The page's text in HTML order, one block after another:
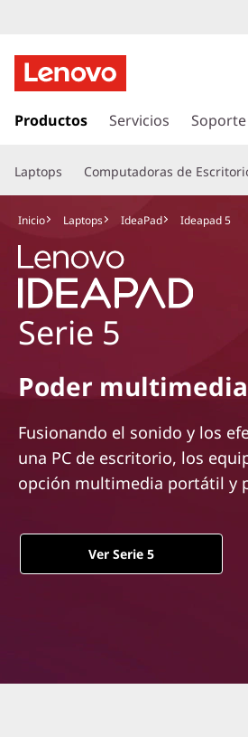
r
c
o
n
n
d
o
r
c
p
Productos Servicios Soporte
Laptops Computadoras de
Inicio Laptops IdeaPad Ideapad 5
Serie 5
Poder
Fusionando el sonido y los
una PC de escritorio, los
opción multimedia portátil y
Ver Serie 5